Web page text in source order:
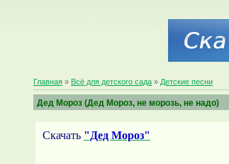
Главная » Всё для детского сада » Детские песни
Дед Мороз (Дед Мороз, не морозь, не надо)
Скачать "Дед Мороз"